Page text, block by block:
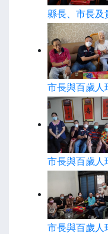
縣長、市長及
市長與百歲人
市長與百歲人
市長與百歲人